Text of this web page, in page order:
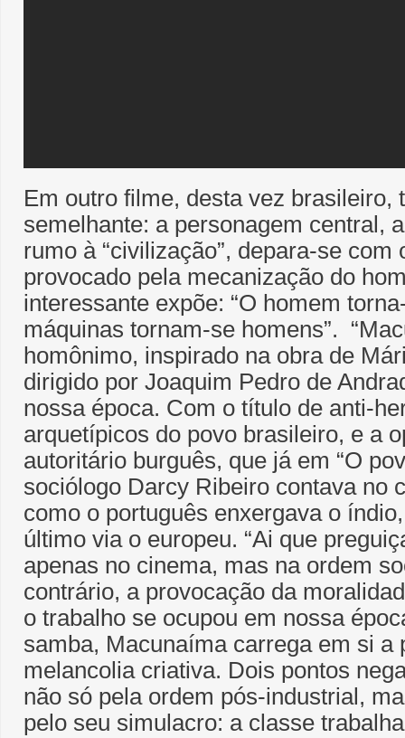
Em outro filme, desta vez brasileiro,
semelhante: a personagem central,
rumo à “civilização”, depara-se com
provocado pela mecanização do
interessante expõe: “O homem
máquinas tornam-se homens”.
homônimo, inspirado na obra de
dirigido por Joaquim Pedro de
nossa época. Com o título de anti-
arquetípicos do povo brasileiro, e a
autoritário burguês, que já em “O
sociólogo Darcy Ribeiro contava no
como o português enxergava o
último via o europeu. “Ai que
apenas no cinema, mas na ordem
contrário, a provocação da
o trabalho se ocupou em nossa
samba, Macunaíma carrega em si a
melancolia criativa. Dois pontos
não só pela ordem pós-industrial,
pelo seu simulacro: a classe